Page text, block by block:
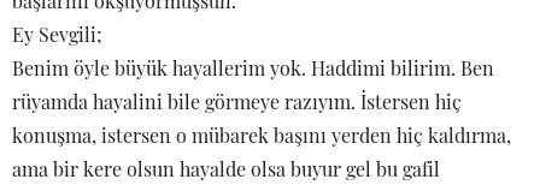
Ey Sevgili;
Benim öyle büyük hayallerim yok. Haddimi bilirim. Ben
rüyamda hayalini bile görmeye razıyım. İstersen hiç
konuşma, istersen o mübarek başını yerden hiç kaldırma,
ama bir kere olsun hayalde olsa buyur gel bu gafil